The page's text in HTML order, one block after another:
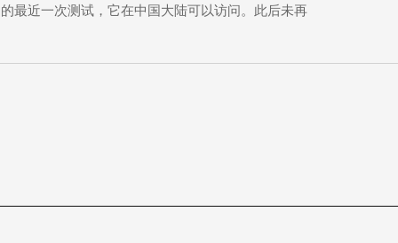
最近一次测试，它在中国大陆可以访问。此后未再